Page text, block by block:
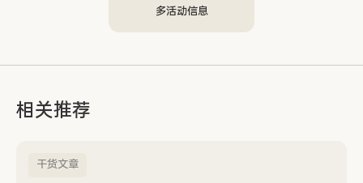
多活动信息
相关推荐
干货文章